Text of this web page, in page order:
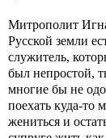
Митрополит
Русской земли
служитель,
был непростой,
многие бы не
поехать куда-то
жениться и